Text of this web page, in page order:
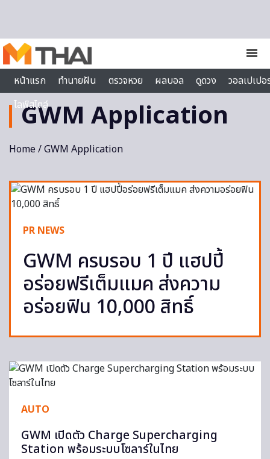
menu
หน้าแรก
ทำนายฝัน ตรวจหวย ผลบอล ดูดวง
วอลเปเป
ไลฟ์สไตล์
GWM Application
Home/ GWM Application
PR NEWS
GWM ครบรอบ 1 ปี แฮปปี้
อร่อยฟรีเต็มแมค ส่งความ
อร่อยฟิน 10,000 สิทธิ์
AUTO
GWM เปิดตัว Charge Supercharging
Station พร้อมระบบโซลาร์ในไทย